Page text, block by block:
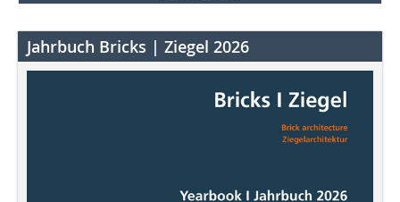
Jahrbuch Bricks | Ziegel 2026